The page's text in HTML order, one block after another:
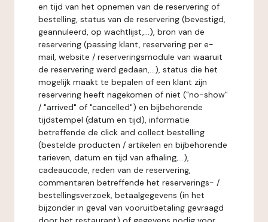
en tijd van het opnemen van de reservering of
bestelling, status van de reservering (bevestigd,
geannuleerd, op wachtlijst,...), bron van de
reservering (passing klant, reservering per e-
mail, website / reserveringsmodule van waaruit
de reservering werd gedaan,...), status die het
mogelijk maakt te bepalen of een klant zijn
reservering heeft nagekomen of niet ("no-show"
/ "arrived" of "cancelled") en bijbehorende
tijdstempel (datum en tijd), informatie
betreffende de click and collect bestelling
(bestelde producten / artikelen en bijbehorende
tarieven, datum en tijd van afhaling,...),
cadeaucode, reden van de reservering,
commentaren betreffende het reserverings- /
bestellingsverzoek, betaalgegevens (in het
bijzonder in geval van vooruitbetaling gevraagd